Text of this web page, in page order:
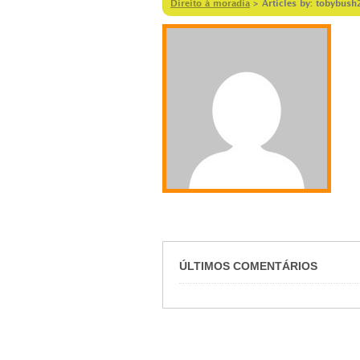
Direito à moradia > Articles by:
ÚLTIMOS COMENTÁRIOS